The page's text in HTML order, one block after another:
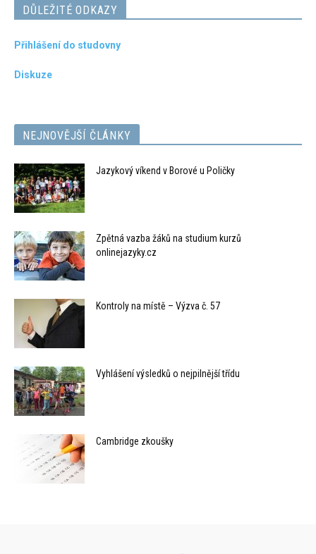
DŮLEŽITÉ ODKAZY
Přihlášení do studovny
Diskuze
NEJNOVĚJŠÍ ČLÁNKY
Jazykový víkend v Borové u Poličky
Zpětná vazba žáků na studium kurzů
onlinejazyky.cz
Kontroly na místě – Výzva č. 57
Vyhlášení výsledků o nejpilnější třídu
Cambridge zkoušky